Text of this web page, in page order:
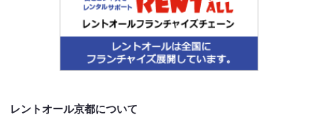
レントオール京都について